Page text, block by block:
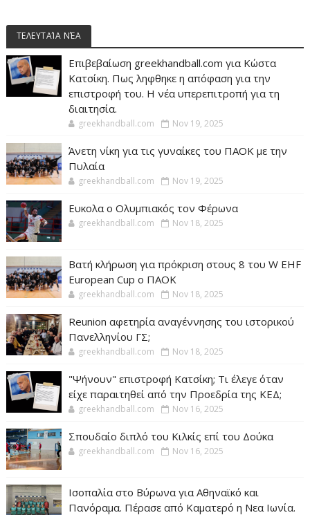
ΤΕΛΕΥΤΑΊΑ ΝΈΑ
Επιβεβαίωση greekhandball.com για Κώστα
Κατσίκη. Πως ληφθηκε η απόφαση για την
επιστροφή του. Η νέα υπερεπιτροπή για τη
διαιτησία.
greekhandball.com Nov 19, 2025
Άνετη νίκη για τις γυναίκες του ΠΑΟΚ με την
Πυλαία
greekhandball.com Nov 19, 2025
Ευκολα ο Ολυμπιακός τον Φέρωνα
greekhandball.com Nov 18, 2025
Βατή κλήρωση για πρόκριση στους 8 του W EHF
European Cup ο ΠΑΟΚ
greekhandball.com Nov 18, 2025
Reunion αφετηρία αναγέννησης του ιστορικού
Πανελληνίου ΓΣ;
greekhandball.com Nov 18, 2025
"Ψήνουν" επιστροφή Κατσίκη; Τι έλεγε όταν
είχε παραιτηθεί από την Προεδρία της ΚΕΔ;
greekhandball.com Nov 16, 2025
Σπουδαίο διπλό του Κιλκίς επί του Δούκα
greekhandball.com Nov 16, 2025
Ισοπαλία στο Βύρωνα για Αθηναϊκό και
Πανόραμα. Πέρασε από Καματερό η Νεα Ιωνία.